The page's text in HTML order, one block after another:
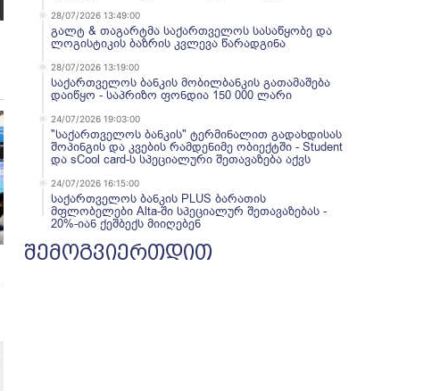
28/07/2026 13:49:00
გალტ & თაგარტმა საქართველოს სასაწყობე და
ლოგისტიკის ბაზრის კვლევა წარადგინა
28/07/2026 13:19:00
საქართველოს ბანკის მობილბანკის გათამაშება
დაიწყო - საპრიზო ფონდია 150 000 ლარი
24/07/2026 19:03:00
"საქართველოს ბანკის" ტერმინალით გადახდისას
შოპინგის და კვების რამდენიმე ობიექტში - Student
და sCool card-ს სპეციალური შეთავაზება აქვს
24/07/2026 16:15:00
საქართველოს ბანკის PLUS ბარათის
მფლობელები Alta-ში სპეციალურ შეთავაზებას -
20%-იან ქეშბექს მიიღებენ
შემოგვიერთდით